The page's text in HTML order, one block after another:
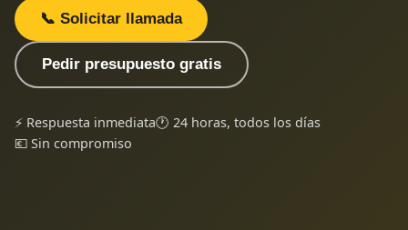
📞 Solicitar llamada
Pedir presupuesto gratis
⚡ Respuesta inmediata🕐 24 horas, todos los días
💶 Sin compromiso